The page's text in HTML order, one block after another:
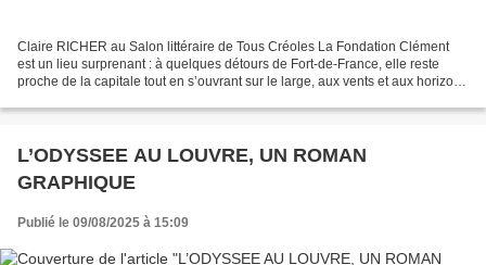
Claire RICHER au Salon littéraire de Tous Créoles La Fondation Clément
est un lieu surprenant : à quelques détours de Fort-de-France, elle reste
proche de la capitale tout en s’ouvrant sur le large, aux vents et aux horizons
L’ODYSSEE AU LOUVRE, UN ROMAN
GRAPHIQUE
Publié le 09/08/2025 à 15:09